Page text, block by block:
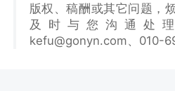
版权、稿酬或其它问题，
及时与您沟通处
kefu@gonyn.com、010-